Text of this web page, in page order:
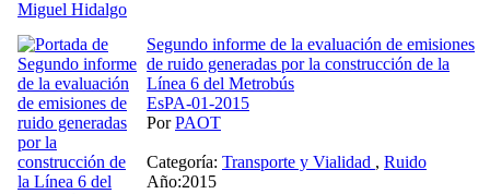
Segundo informe de la evaluación de emisiones
de ruido generadas por la construcción de la
Línea 6 del Metrobús
EsPA-01-2015
PorPAOT
Categoría: Transporte y Vialidad , Ruido
Año:2015